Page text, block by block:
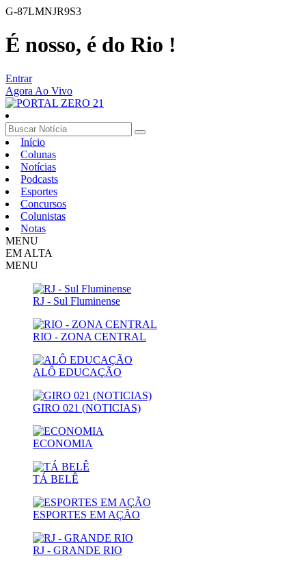
G-87LMNJR9S3
É nosso, é do Rio !
Entrar
Agora Ao Vivo
Início
Colunas
Notícias
Podcasts
Esportes
Concursos
Colunistas
Notas
MENU
EM ALTA
MENU
RJ - Sul Fluminense
RIO - ZONA CENTRAL
ALÔ EDUCAÇÃO
GIRO 021 (NOTICIAS)
ECONOMIA
TÁ BELÊ
ESPORTES EM AÇÃO
RJ - GRANDE RIO